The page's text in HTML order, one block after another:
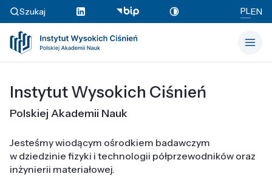
Szukaj PLEN
Instytut Wysokich Ciśnień
Polskiej Akademii Nauk
Jesteśmy wiodącym ośrodkiem badawczym
w dziedzinie fizyki i technologii półprzewodników oraz
inżynierii materiałowej.